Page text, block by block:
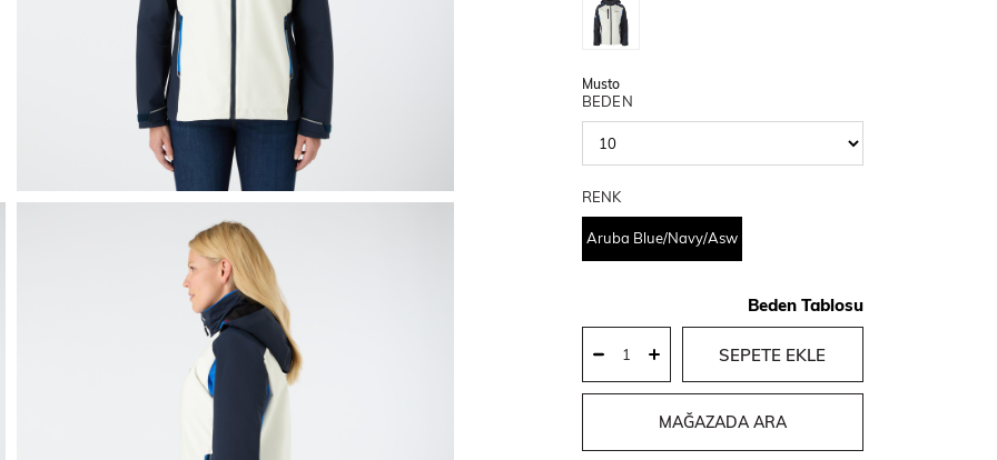
Musto
BEDEN
RENK
Aruba Blue/Navy/Asw
Beden Tablosu
MAĞAZADA ARA